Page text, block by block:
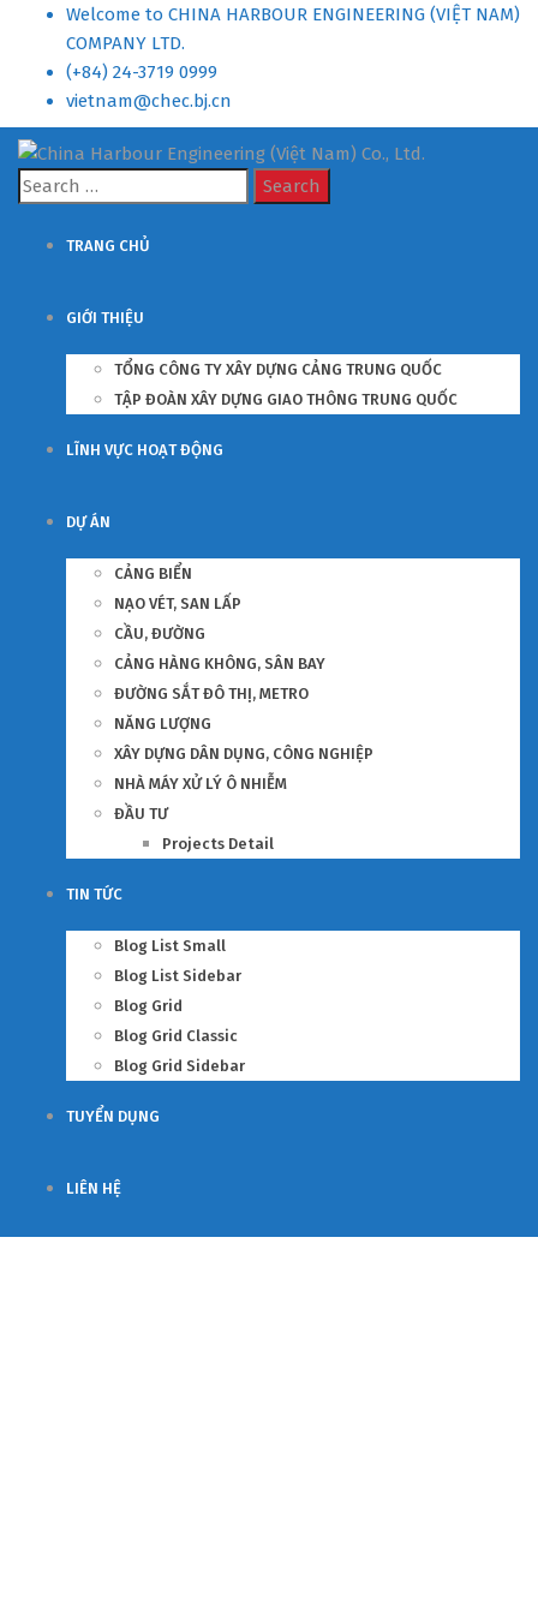
Welcome to CHINA HARBOUR ENGINEERING (VIỆT NAM)
COMPANY LTD.
(+84) 24-3719 0999
vietnam@chec.bj.cn
Search
for:
TRANG CHỦ
GIỚI THIỆU
TỔNG CÔNG TY XÂY DỰNG CẢNG TRUNG QUỐC
TẬP ĐOÀN XÂY DỰNG GIAO THÔNG TRUNG QUỐC
LĨNH VỰC HOẠT ĐỘNG
DỰ ÁN
CẢNG BIỂN
NẠO VÉT, SAN LẤP
CẦU, ĐƯỜNG
CẢNG HÀNG KHÔNG, SÂN BAY
ĐƯỜNG SẮT ĐÔ THỊ, METRO
NĂNG LƯỢNG
XÂY DỰNG DÂN DỤNG, CÔNG NGHIỆP
NHÀ MÁY XỬ LÝ Ô NHIỄM
ĐẦU TƯ
Projects Detail
TIN TỨC
Blog List Small
Blog List Sidebar
Blog Grid
Blog Grid Classic
Blog Grid Sidebar
TUYỂN DỤNG
LIÊN HỆ